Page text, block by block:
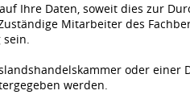
Ihre Daten, soweit dies zur
Mitarbeiter des
oder
werden.